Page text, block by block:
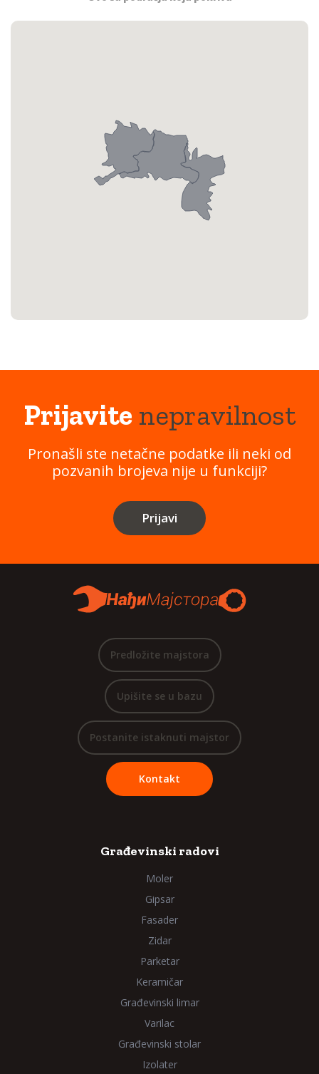
Prijavitenepravilnost
Pronašli ste netačne podatke ili neki od
pozvanih brojeva nije u funkciji?
Prijavi
Predložite majstora
Upišite se u bazu
Postanite istaknuti majstor
Kontakt
Građevinski radovi
Moler
Gipsar
Fasader
Zidar
Parketar
Keramičar
Građevinski limar
Varilac
Građevinski stolar
Izolater